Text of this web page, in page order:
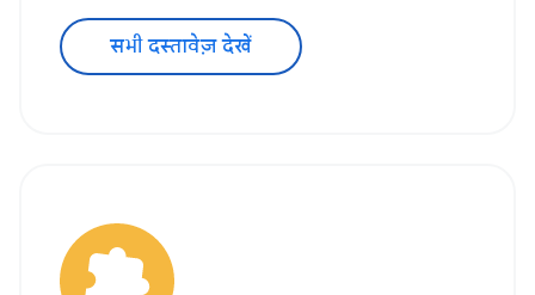
सभी दस्तावेज़ देखें